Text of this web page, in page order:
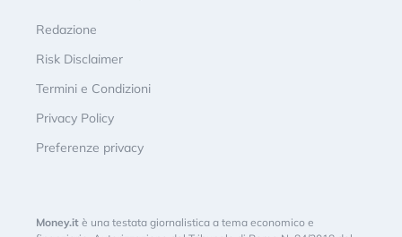
Redazione
Risk Disclaimer
Termini e Condizioni
Privacy Policy
Preferenze privacy
Money.it è una testata giornalistica a tema economico e